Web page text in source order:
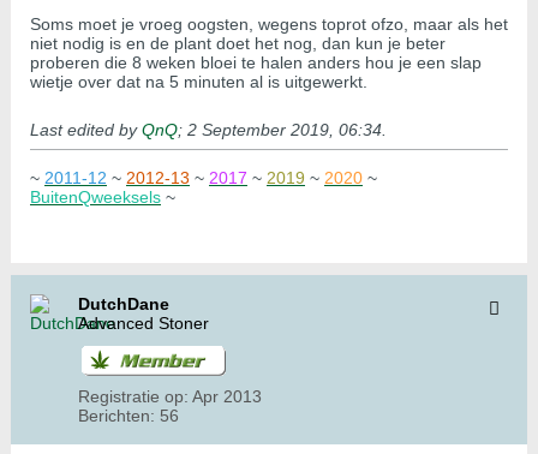
Soms moet je vroeg oogsten, wegens toprot ofzo, maar als het
niet nodig is en de plant doet het nog, dan kun je beter
proberen die 8 weken bloei te halen anders hou je een slap
wietje over dat na 5 minuten al is uitgewerkt.
Last edited byQnQ; 2 September 2019, 06:34
~ 2011-12 ~ 2012-13 ~ 2017 ~ 2019 ~ 2020 ~
BuitenQweeksels ~
DutchDane
Advanced Stoner
Registratie op: Apr 2013
Berichten: 56